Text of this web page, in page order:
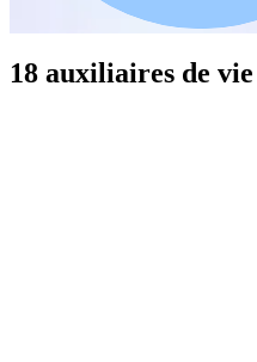
18 auxiliaires de